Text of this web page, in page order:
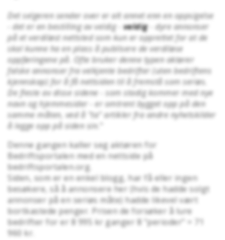
Det selgeren sender over er alt annet enn en oppsigelse
- det er en bestilling av veldig -veldig- dyre annonser
på et verdiløst nettsted som kun er opprettet for at de
skal kunne ha en plass å publisere de verdiløse
oppføringene på. Ofte bruker denne typen aktører
falske annonser fra velkjente bedrifter (uten bedriftens
kjennskap) for å få nettsiden til å fremstå som seriøs.
De fleste av disse sidene - som stadig kommer med nye
navn og hjemmesider - er omtrent bygget opp på den
samme måten, ved å "ta" artikler fra andre nyhetskilder
å legge opp på siden sin.
Denne gangen kaller seg aktøren for
Bedriftsportalen med en nettside på
bedriftsportalen.org.
Siden, som er en enkel blogg, har få eller ingen
besøkere, så å annonsere her (hvis de hadde solgt
annonser på en seriøs måte) hadde likevel vært
bortkastede penger. Prisen de forsøker å lure
bedrifter for er 8 995 kr ganger 8 "perioder" = 71
960 kr.